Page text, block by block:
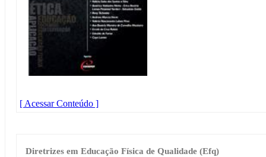
[ Acessar Conteúdo ]
Diretrizes em Educação Física de Qualidade (Efq)